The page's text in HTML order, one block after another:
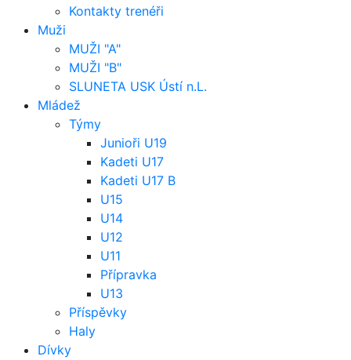
Kontakty trenéři
Muži
MUŽI "A"
MUŽI "B"
SLUNETA USK Ústí n.L.
Mládež
Týmy
Junioři U19
Kadeti U17
Kadeti U17 B
U15
U14
U12
U11
Přípravka
U13
Příspěvky
Haly
Dívky